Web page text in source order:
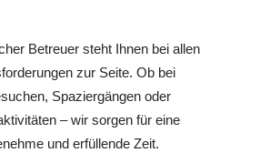
Betreuer steht Ihnen bei allen
zur Seite. Ob bei
Spaziergängen oder
– wir sorgen für eine
und erfüllende Zeit.